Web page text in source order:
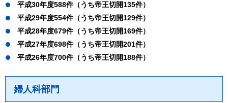
平成30年度588件（うち帝王切開135件）
平成29年度554件（うち帝王切開129件）
平成28年度679件（うち帝王切開169件）
平成27年度698件（うち帝王切開201件）
平成26年度700件（うち帝王切開188件）
婦人科部門